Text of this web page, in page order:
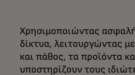
Χρησιμοποιώντας
δίκτυα, λειτουργώντας
και πάθος, τα προϊόντα
υποστηρίζουν τους